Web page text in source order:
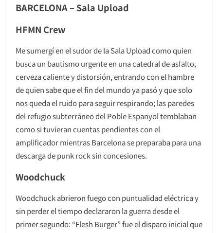
BARCELONA – Sala Upload
HFMN Crew
Me sumergí en el sudor de la Sala Upload como quien
busca un bautismo urgente en una catedral de asfalto,
cerveza caliente y distorsión, entrando con el hambre
de quien sabe que el fin del mundo ya pasó y que solo
nos queda el ruido para seguir respirando; las paredes
del refugio subterráneo del Poble Espanyol temblaban
como si tuvieran cuentas pendientes con el
amplificador mientras Barcelona se preparaba para una
descarga de punk rock sin concesiones.
Woodchuck
Woodchuck abrieron fuego con puntualidad eléctrica y
sin perder el tiempo declararon la guerra desde el
primer segundo: “Flesh Burger” fue el disparo inicial que